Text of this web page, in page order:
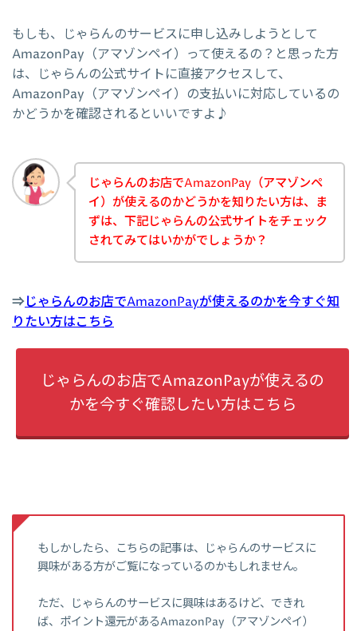
もしも、じゃらんのサービスに申し込みしようとして
AmazonPay（アマゾンペイ）って使えるの？と思った方
は、じゃらんの公式サイトに直接アクセスして、
AmazonPay（アマゾンペイ）の支払いに対応しているの
かどうかを確認されるといいですよ♪
じゃらんのお店でAmazonPay（アマゾンペ
イ）が使えるのかどうかを知りたい方は、ま
ずは、下記じゃらんの公式サイトをチェック
されてみてはいかがでしょうか？
⇒じゃらんのお店でAmazonPayが使えるのかを今すぐ知
りたい方はこちら
じゃらんのお店でAmazonPayが使えるの
かを今すぐ確認したい方はこちら
もしかしたら、こちらの記事は、じゃらんのサービスに
興味がある方がご覧になっているのかもしれません。
ただ、じゃらんのサービスに興味はあるけど、できれ
ば、ポイント還元があるAmazonPay（アマゾンペイ）